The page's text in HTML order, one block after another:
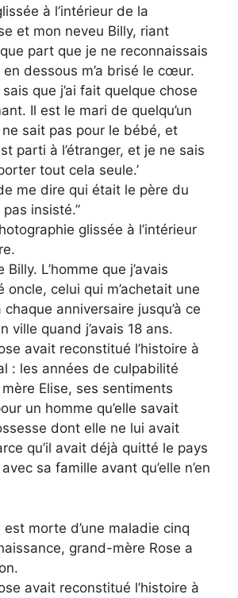
à l’intérieur de la
et mon neveu Billy, riant
part que je ne reconnaissais
en dessous m’a brisé le cœur.
sais que j’ai fait quelque chose
Il est le mari de quelqu’un
ne sait pas pour le bébé, et
parti à l’étranger, et je ne sais
tout cela seule.’
me dire qui était le père du
pas insisté.”
glissée à l’intérieur
L’homme que j’avais
oncle, celui qui m’achetait une
anniversaire jusqu’à ce
ville quand j’avais 18 ans.
avait reconstitué l’histoire à
: les années de culpabilité
Elise, ses sentiments
un homme qu’elle savait
dont elle ne lui avait
qu’il avait déjà quitté le pays
sa famille avant qu’elle n’en
morte d’une maladie cinq
grand-mère Rose a
avait reconstitué l’histoire à